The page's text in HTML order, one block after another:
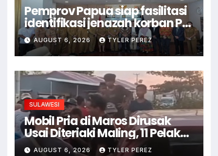
Pemprov Papua siap fasilitasi
identifikasi jenazah korban PD
II AUGUST 6, 2026 TYLER PEREZ
SULAWESI
Mobil Pria di Maros Dirusak
Usai Diteriaki Maling, 11 Pelaku
Ditangkap
AUGUST 6, 2026 TYLER PEREZ